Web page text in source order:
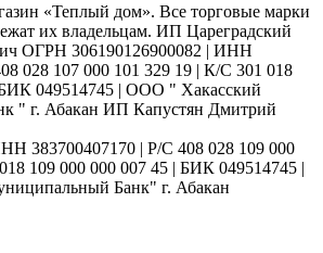
«Теплый дом». Все торговые марки
их владельцам. ИП Цареградский
ОГРН 306190126900082 | ИНН
028 107 000 101 329 19 | К/С 301 018
БИК 049514745 | ООО " Хакасский
" г. Абакан ИП Капустян Дмитрий
383700407170 | Р/С 408 028 109 000
109 000 000 007 45 | БИК 049514745 |
Банк" г. Абакан